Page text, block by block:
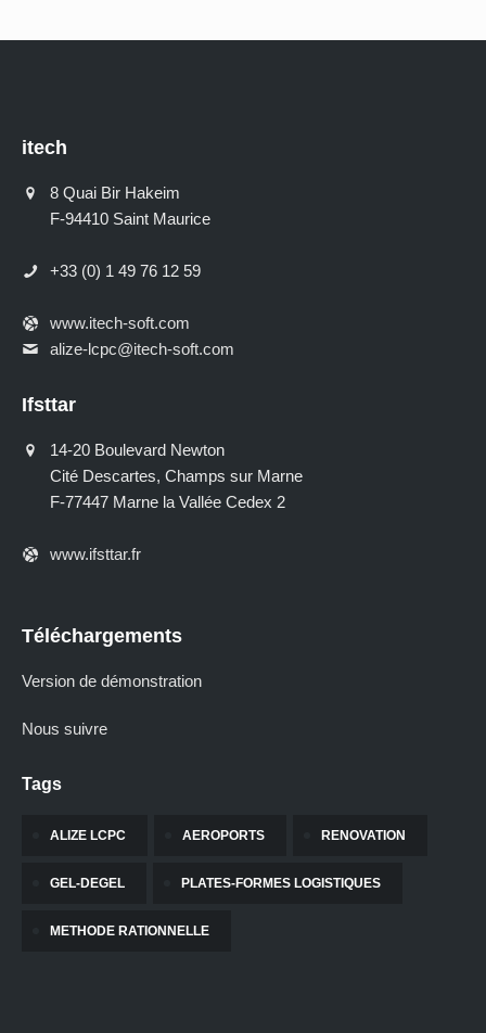
itech
8 Quai Bir Hakeim
F-94410 Saint Maurice
+33 (0) 1 49 76 12 59
www.itech-soft.com
alize-lcpc@itech-soft.com
Ifsttar
14-20 Boulevard Newton
Cité Descartes, Champs sur Marne
F-77447 Marne la Vallée Cedex 2
www.ifsttar.fr
Téléchargements
Version de démonstration
Nous suivre
Tags
ALIZE LCPC AEROPORTS RENOVATION
GEL-DEGEL PLATES-FORMES LOGISTIQUES
METHODE RATIONNELLE